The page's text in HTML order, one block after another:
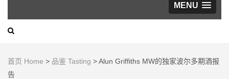
MENU
首页 Home > 品鉴 Tasting >Alun Griffiths MW的独家波尔多期酒报
告